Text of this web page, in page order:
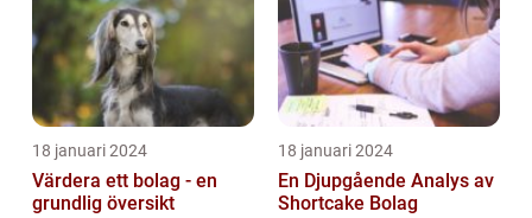
18 januari 2024
Värdera ett bolag - en
grundlig översikt
18 januari 2024
En Djupgående Analys av
Shortcake Bolag